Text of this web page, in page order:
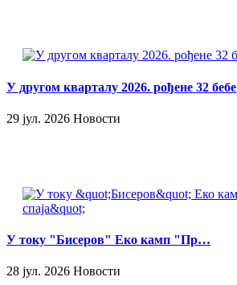
У другом кварталу 2026. рођене 32 бебе
29 јул. 2026 Новости
У току "Бисеров" Еко камп "Пр…
28 јул. 2026 Новости